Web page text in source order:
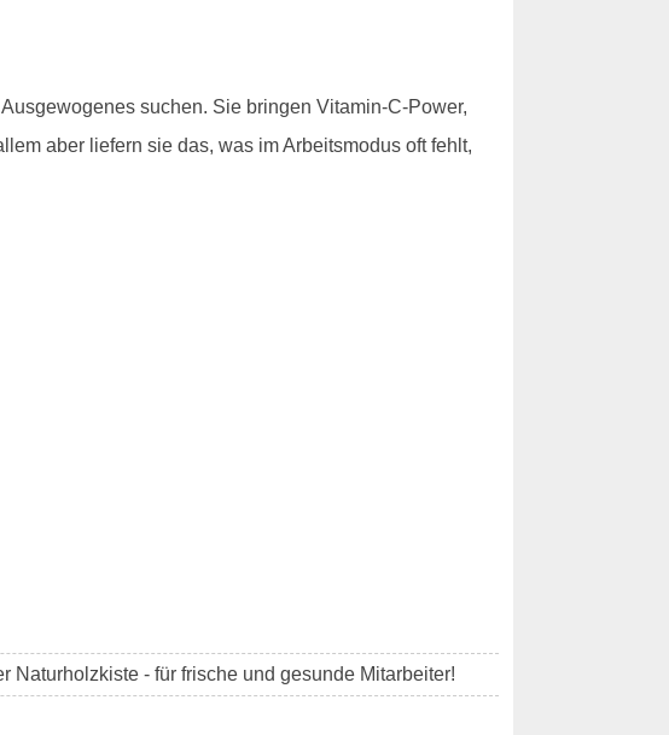
suchen. Sie bringen Vitamin-C-Power,
aber liefern sie das, was im Arbeitsmodus oft fehlt,
Naturholzkiste - für frische und gesunde Mitarbeiter!